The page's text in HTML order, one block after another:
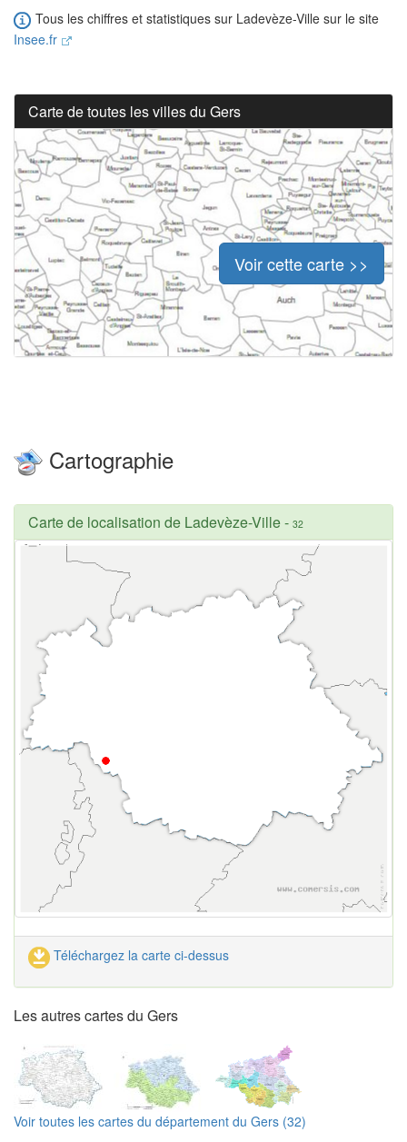
Tous les chiffres et statistiques sur Ladevèze-Ville sur le site
Insee.fr
Carte de toutes les villes du Gers
Voir cette carte >>
Cartographie
Carte de localisation de Ladevèze-Ville- 32
Téléchargez la carte ci-dessus
Les autres cartes du Gers
Voir toutes les cartes du département du Gers (32)